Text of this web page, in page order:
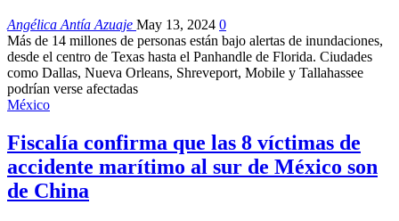
Angélica Antía Azuaje May 13, 2024 0
Más de 14 millones de personas están bajo alertas de inundaciones,
desde el centro de Texas hasta el Panhandle de Florida. Ciudades
como Dallas, Nueva Orleans, Shreveport, Mobile y Tallahassee
podrían verse afectadas
México
Fiscalía confirma que las 8 víctimas de
accidente marítimo al sur de México son
de China